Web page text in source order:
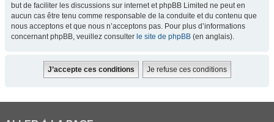
but de faciliter les discussions sur internet et phpBB Limited ne peut en
aucun cas être tenu comme responsable de la conduite et du contenu que
nous acceptons et que nous n’acceptons pas. Pour plus d’informations
concernant phpBB, veuillez consulter le site de phpBB (en anglais).